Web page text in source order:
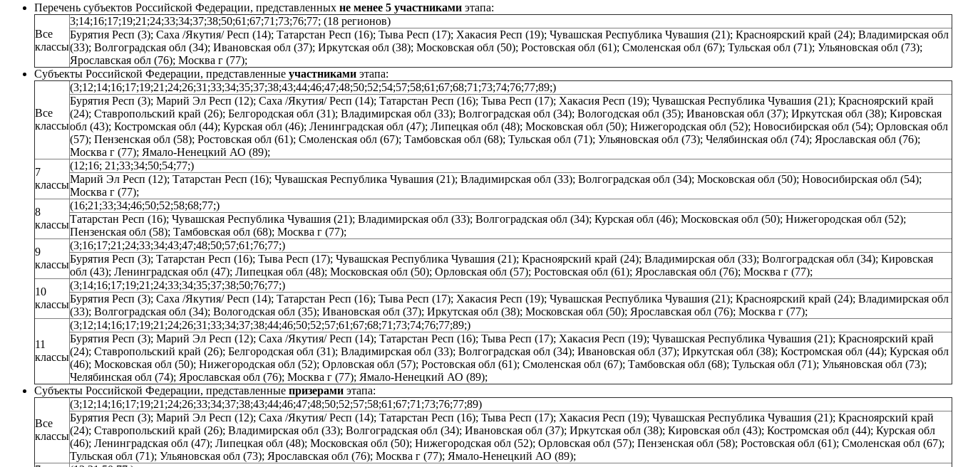
Перечень субъектов Российской Федерации, представленных не менее 5 участниками этапа:
Все
классы
3;14;16;17;19;21;24;33;34;37;38;50;61;67;71;73;76;77; (18 регионов)
Бурятия Респ (3); Саха /Якутия/ Респ (14); Татарстан Респ (16); Тыва Респ (17); Хакасия Респ (19); Чувашская Республика Чувашия (21); Красноярский край (24); Владимирская обл
(33); Волгоградская обл (34); Ивановская обл (37); Иркутская обл (38); Московская обл (50); Ростовская обл (61); Смоленская обл (67); Тульская обл (71); Ульяновская обл (73);
Ярославская обл (76); Москва г (77);
Субъекты Российской Федерации, представленные участниками этапа:
Все
классы
(3;12;14;16;17;19;21;24;26;31;33;34;35;37;38;43;44;46;47;48;50;52;54;57;58;61;67;68;71;73;74;76;77;89;)
Бурятия Респ (3); Марий Эл Респ (12); Саха /Якутия/ Респ (14); Татарстан Респ (16); Тыва Респ (17); Хакасия Респ (19); Чувашская Республика Чувашия (21); Красноярский край
(24); Ставропольский край (26); Белгородская обл (31); Владимирская обл (33); Волгоградская обл (34); Вологодская обл (35); Ивановская обл (37); Иркутская обл (38); Кировская
обл (43); Костромская обл (44); Курская обл (46); Ленинградская обл (47); Липецкая обл (48); Московская обл (50); Нижегородская обл (52); Новосибирская обл (54); Орловская обл
(57); Пензенская обл (58); Ростовская обл (61); Смоленская обл (67); Тамбовская обл (68); Тульская обл (71); Ульяновская обл (73); Челябинская обл (74); Ярославская обл (76);
Москва г (77); Ямало-Ненецкий АО (89);
7
классы
(12;16; 21;33;34;50;54;77;)
Марий Эл Респ (12); Татарстан Респ (16); Чувашская Республика Чувашия (21); Владимирская обл (33); Волгоградская обл (34); Московская обл (50); Новосибирская обл (54);
Москва г (77);
8
классы
(16;21;33;34;46;50;52;58;68;77;)
Татарстан Респ (16); Чувашская Республика Чувашия (21); Владимирская обл (33); Волгоградская обл (34); Курская обл (46); Московская обл (50); Нижегородская обл (52);
Пензенская обл (58); Тамбовская обл (68); Москва г (77);
9
классы
(3;16;17;21;24;33;34;43;47;48;50;57;61;76;77;)
Бурятия Респ (3); Татарстан Респ (16); Тыва Респ (17); Чувашская Республика Чувашия (21); Красноярский край (24); Владимирская обл (33); Волгоградская обл (34); Кировская
обл (43); Ленинградская обл (47); Липецкая обл (48); Московская обл (50); Орловская обл (57); Ростовская обл (61); Ярославская обл (76); Москва г (77);
10
классы
(3;14;16;17;19;21;24;33;34;35;37;38;50;76;77;)
Бурятия Респ (3); Саха /Якутия/ Респ (14); Татарстан Респ (16); Тыва Респ (17); Хакасия Респ (19); Чувашская Республика Чувашия (21); Красноярский край (24); Владимирская обл
(33); Волгоградская обл (34); Вологодская обл (35); Ивановская обл (37); Иркутская обл (38); Московская обл (50); Ярославская обл (76); Москва г (77);
11
классы
(3;12;14;16;17;19;21;24;26;31;33;34;37;38;44;46;50;52;57;61;67;68;71;73;74;76;77;89;)
Бурятия Респ (3); Марий Эл Респ (12); Саха /Якутия/ Респ (14); Татарстан Респ (16); Тыва Респ (17); Хакасия Респ (19); Чувашская Республика Чувашия (21); Красноярский край
(24); Ставропольский край (26); Белгородская обл (31); Владимирская обл (33); Волгоградская обл (34); Ивановская обл (37); Иркутская обл (38); Костромская обл (44); Курская обл
(46); Московская обл (50); Нижегородская обл (52); Орловская обл (57); Ростовская обл (61); Смоленская обл (67); Тамбовская обл (68); Тульская обл (71); Ульяновская обл (73);
Челябинская обл (74); Ярославская обл (76); Москва г (77); Ямало-Ненецкий АО (89);
Субъекты Российской Федерации, представленные призерами этапа:
Все
классы
(3;12;14;16;17;19;21;24;26;33;34;37;38;43;44;46;47;48;50;52;57;58;61;67;71;73;76;77;89)
Бурятия Респ (3); Марий Эл Респ (12); Саха /Якутия/ Респ (14); Татарстан Респ (16); Тыва Респ (17); Хакасия Респ (19); Чувашская Республика Чувашия (21); Красноярский край
(24); Ставропольский край (26); Владимирская обл (33); Волгоградская обл (34); Ивановская обл (37); Иркутская обл (38); Кировская обл (43); Костромская обл (44); Курская обл
(46); Ленинградская обл (47); Липецкая обл (48); Московская обл (50); Нижегородская обл (52); Орловская обл (57); Пензенская обл (58); Ростовская обл (61); Смоленская обл (67);
Тульская обл (71); Ульяновская обл (73); Ярославская обл (76); Москва г (77); Ямало-Ненецкий АО (89);